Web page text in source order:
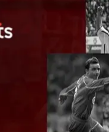
le
trading